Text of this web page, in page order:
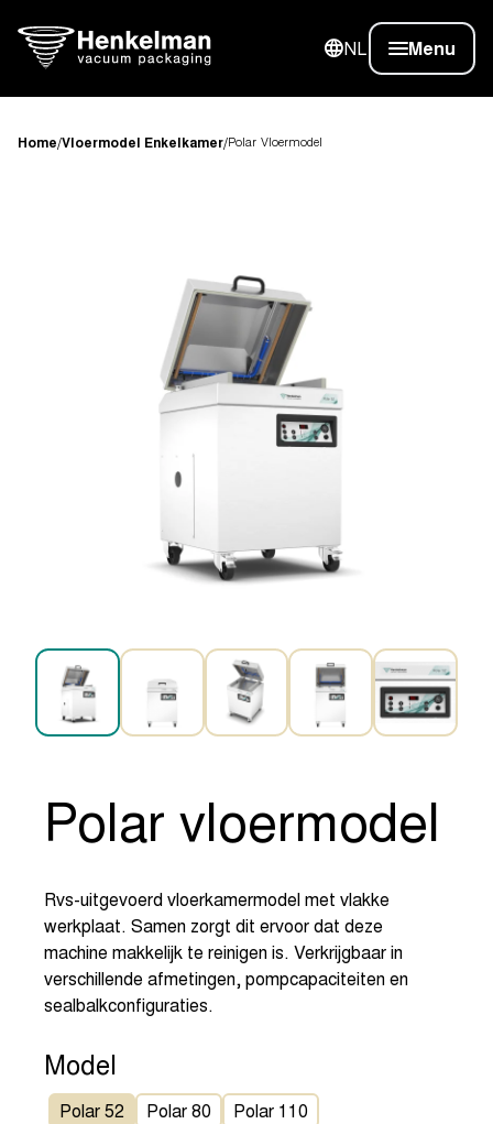
NL Menu
Home/Vloermodel Enkelkamer/Polar Vloermodel
Polar vloermodel
Rvs-uitgevoerd vloerkamermodel met vlakke
werkplaat. Samen zorgt dit ervoor dat deze
machine makkelijk te reinigen is. Verkrijgbaar in
verschillende afmetingen, pompcapaciteiten en
sealbalkconfiguraties.
Model
Polar 52 Polar 80 Polar 110